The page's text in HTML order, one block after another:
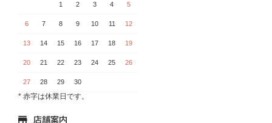
1 2 3 4 5
6 7 8 9 10 11 12
13 14 15 16 17 18 19
20 21 22 23 24 25 26
27 28 29 30
* 赤字は休業日です。